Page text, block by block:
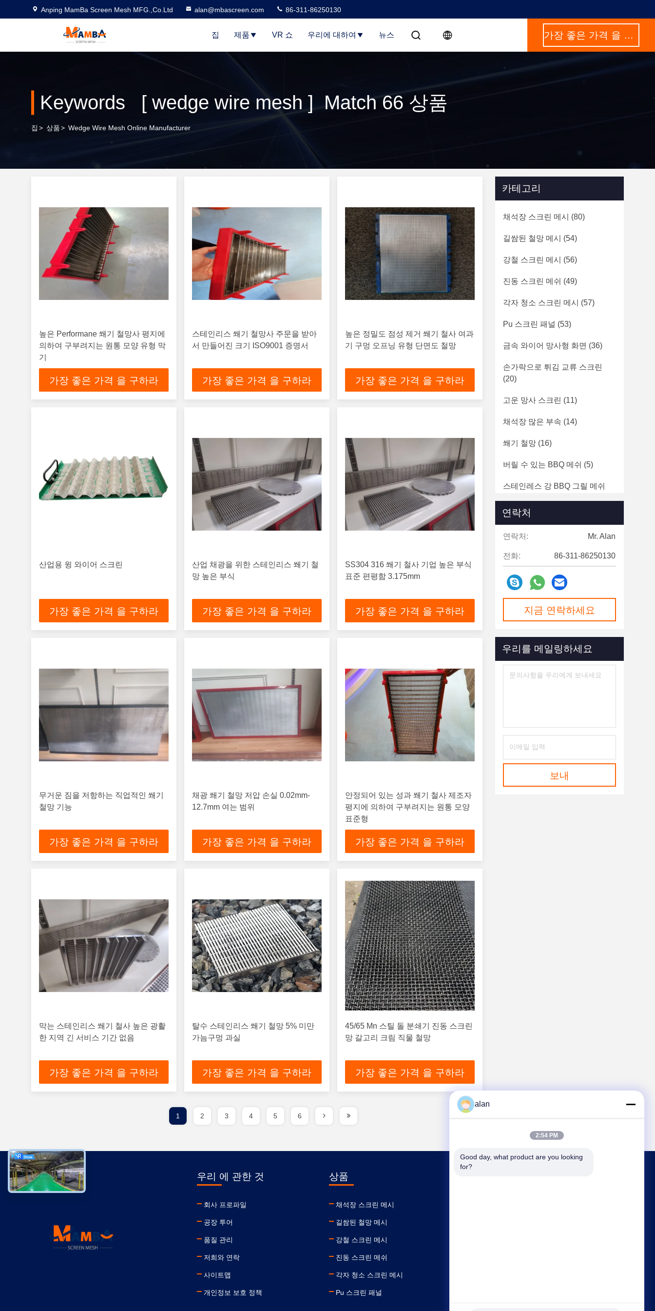
Anping MamBa Screen Mesh MFG.,Co.Ltd alan@mbascreen.com 86-311-86250130
집 제품 VR 쇼 우리에 대하여 뉴스 가장 좋은 가격 을 구하라
Keywords [ wedge wire mesh ] Match 66 상품
집 > 상품> Wedge Wire Mesh Online Manufacturer
높은 Performane 쐐기 철망사 평지에
의하여 구부려지는 원통 모양 유형 막
기
가장 좋은 가격 을 구하라
스테인리스 쐐기 철망사 주문을 받아
서 만들어진 크기 ISO9001 증명서
가장 좋은 가격 을 구하라
높은 정밀도 점성 제거 쐐기 철사 여과
기 구멍 오프닝 유형 단면도 철망
가장 좋은 가격 을 구하라
산업용 윙 와이어 스크린
가장 좋은 가격 을 구하라
산업 채광을 위한 스테인리스 쐐기 철
망 높은 부식
가장 좋은 가격 을 구하라
SS304 316 쐐기 철사 기업 높은 부식
표준 편평함 3.175mm
가장 좋은 가격 을 구하라
무거운 짐을 저항하는 직업적인 쐐기
철망 기능
가장 좋은 가격 을 구하라
채광 쐐기 철망 저압 손실 0.02mm-
12.7mm 여는 범위
가장 좋은 가격 을 구하라
안정되어 있는 성과 쐐기 철사 제조자
평지에 의하여 구부려지는 원통 모양
표준형
가장 좋은 가격 을 구하라
막는 스테인리스 쐐기 철사 높은 광활
한 지역 긴 서비스 기간 없음
가장 좋은 가격 을 구하라
탈수 스테인리스 쐐기 철망 5% 미만
가늠구멍 과실
가장 좋은 가격 을 구하라
45/65 Mn 스틸 돌 분쇄기 진동 스크린
망 갈고리 크림 직물 철망
가장 좋은 가격 을 구하라
카테고리
채석장 스크린 메시 (80)
길쌈된 철망 메시 (54)
강철 스크린 메시 (56)
진동 스크린 메쉬 (49)
각자 청소 스크린 메시 (57)
Pu 스크린 패널 (53)
금속 와이어 망사형 화면 (36)
손가락으로 튀김 교류 스크린
(20)
고운 망사 스크린 (11)
채석장 많은 부속 (14)
쐐기 철망 (16)
버릴 수 있는 BBQ 메쉬 (5)
스테인레스 강 BBQ 그릴 메쉬
연락처
연락처: Mr. Alan
전화: 86-311-86250130
지금 연락하세요
우리를 메일링하세요
보내
1 2 3 4 5 6
우리 에 관한 것
회사 프로파일
공장 투어
품질 관리
저희와 연락
사이트맵
개인정보 보호 정책
상품
채석장 스크린 메시
길쌈된 철망 메시
강철 스크린 메시
진동 스크린 메쉬
각자 청소 스크린 메시
Pu 스크린 패널
alan
2:54 PM
Good day, what product are you looking
for?